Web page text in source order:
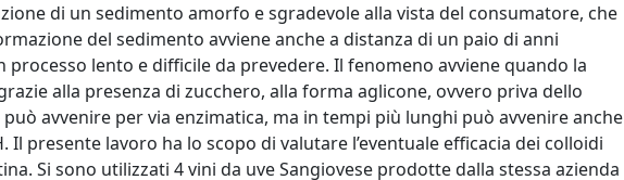
di un sedimento amorfo e sgradevole alla vista del consumatore, che
del sedimento avviene anche a distanza di un paio di anni
lento e difficile da prevedere. Il fenomeno avviene quando la
alla presenza di zucchero, alla forma aglicone, ovvero priva dello
avvenire per via enzimatica, ma in tempi più lunghi può avvenire anche
presente lavoro ha lo scopo di valutare l’eventuale efficacia dei colloidi
Si sono utilizzati 4 vini da uve Sangiovese prodotte dalla stessa azienda